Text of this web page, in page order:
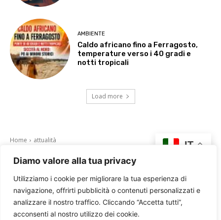
Diamo valore alla tua privacy
Utilizziamo i cookie per migliorare la tua esperienza di
navigazione, offrirti pubblicità o contenuti personalizzati e
analizzare il nostro traffico. Cliccando “Accetta tutti”,
acconsenti al nostro utilizzo dei cookie.
AMBIENTE
Caldo africano fino a Ferragosto,
temperature verso i 40 gradi e
notti tropicali
Load more